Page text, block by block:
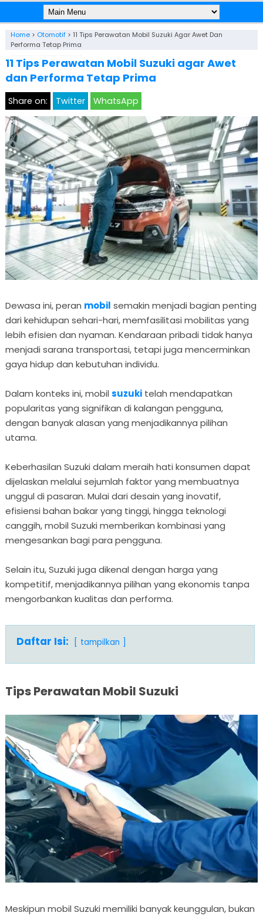
Home> Otomotif> 11 Tips Perawatan Mobil Suzuki Agar Awet Dan
Performa Tetap Prima
11 Tips Perawatan Mobil Suzuki agar Awet
dan Performa Tetap Prima
Share on: Twitter WhatsApp
Dewasa ini, peran mobil semakin menjadi bagian penting
dari kehidupan sehari-hari, memfasilitasi mobilitas yang
lebih efisien dan nyaman. Kendaraan pribadi tidak hanya
menjadi sarana transportasi, tetapi juga mencerminkan
gaya hidup dan kebutuhan individu.
Dalam konteks ini, mobil suzukitelah mendapatkan
popularitas yang signifikan di kalangan pengguna,
dengan banyak alasan yang menjadikannya pilihan
utama.
Keberhasilan Suzuki dalam meraih hati konsumen dapat
dijelaskan melalui sejumlah faktor yang membuatnya
unggul di pasaran. Mulai dari desain yang inovatif,
efisiensi bahan bakar yang tinggi, hingga teknologi
canggih, mobil Suzuki memberikan kombinasi yang
mengesankan bagi para pengguna.
Selain itu, Suzuki juga dikenal dengan harga yang
kompetitif, menjadikannya pilihan yang ekonomis tanpa
mengorbankan kualitas dan performa.
Daftar Isi: tampilkan
Tips Perawatan Mobil Suzuki
Meskipun mobil Suzuki memiliki banyak keunggulan, bukan